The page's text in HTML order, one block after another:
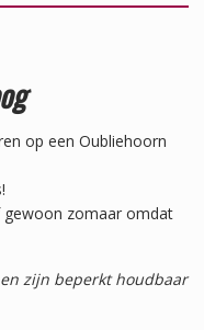
op een Oubliehoorn
zomaar omdat
zijn beperkt houdbaar